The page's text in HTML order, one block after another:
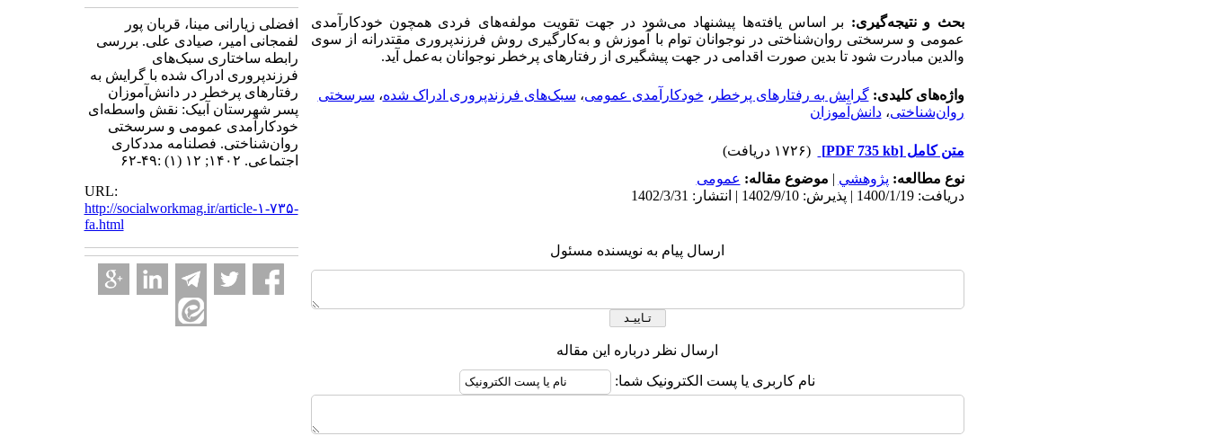
بحث و نتیجه‌گیری: بر اساس یافته‌ها پیشنهاد می‌شود در جهت تقویت مولفه‌های فردی همچون خودکارآمدی
عمومی و سرسختی روان‌شناختی در نوجوانان توام با آموزش و به‌کارگیری روش فرزندپروری مقتدرانه از سوی
والدین مبادرت شود تا بدین صورت اقدامی در جهت پیشگیری از رفتارهای پرخطر نوجوانان به‌عمل آید.
واژه‌های کلیدی:گرایش به رفتارهای پرخطر ، خودکارآمدی عمومی، سبک‌های فرزندپروری ادراک شده، سرسختی
روان‌شناختی،دانش‌آموزان
متن کامل[PDF 735 kb]
(۱۷۲۶ دریافت)
نوع مطالعه: پژوهشي | موضوع مقاله: عمومى
دریافت: 1400/1/19 | پذیرش: 1402/9/10 | انتشار: 1402/3/31
ارسال پیام به نویسنده مسئول
ارسال نظر درباره این مقاله
نام کاربری یا پست الکترونیک شما:
افضلی زیارانی مینا، قربان پور
لفمجانی امیر، صیادی علی. بررسی
رابطه ساختاری سبک‌های
فرزندپروری ادراک شده با گرایش به
رفتارهای پرخطر در دانش‌آموزان
پسر شهرستان آبیک: نقش واسطه‌ای
خودکارآمدی عمومی و سرسختی
روان‌شناختی. فصلنامه مددکاری
اجتماعی. ۱۴۰۲; ۱۲ (۱) :۴۹-۶۲
URL:
http://socialworkmag.ir/article-۱-۷۳۵-
fa.html